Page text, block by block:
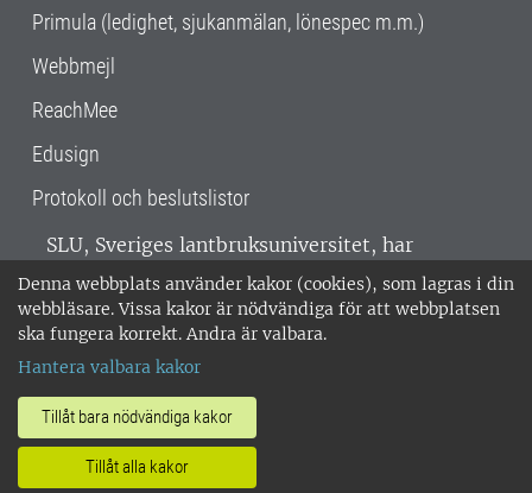
Denna webbplats använder kakor (cookies), som lagras i din
webbläsare. Vissa kakor är nödvändiga för att webbplatsen
ska fungera korrekt. Andra är valbara.
Hantera valbara kakor
Tillåt bara nödvändiga kakor
Tillåt alla kakor
Primula (ledighet, sjukanmälan, lönespec m.m.)
Webbmejl
ReachMee
Edusign
Protokoll och beslutslistor
SLU, Sveriges lantbruksuniversitet, har
verksamhet över hela Sverige. Huvudorter är
Alnarp, Uppsala och Umeå.SLU är
miljöcertifierat enligt ISO 14001. •
018-67 10 00 • Org nr: 202100-2817 •
Om SLU:s webbplatser
•Hantera kakor•Behandling av
personuppgifter